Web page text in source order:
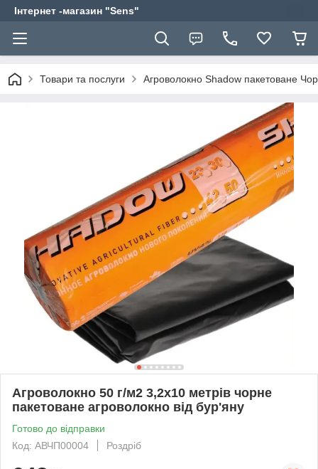
Інтернет -магазин "Sens"
Товари та послуги Агроволокно Shadow пакетоване
Агроволокно 50 г/м2 3,2х10 метрів чорне
пакетоване агроволокно від бур'яну
Готово до відправки
Код: АВЧП00004
Роздріб